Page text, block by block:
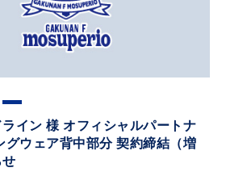
イン 様 オフィシャルパートナ
グウェア背中部分 契約締結（増